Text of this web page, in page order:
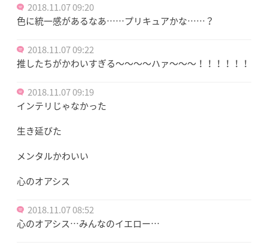
2018.11.07 09:20
色に統一感があるなあ……プリキュアかな……？
2018.11.07 09:22
推したちがかわいすぎる〜〜〜〜ハァ〜〜〜！！！！！！
2018.11.07 09:19
インテリじゃなかった
生き延びた
メンタルかわいい
心のオアシス
2018.11.07 08:52
心のオアシス…みんなのイエロー…